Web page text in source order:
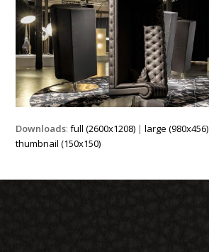
Downloads:full (2600x1208) |large (980x456)
thumbnail (150x150)